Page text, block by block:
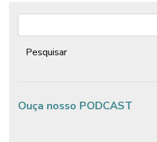
Ouça nosso PODCAST